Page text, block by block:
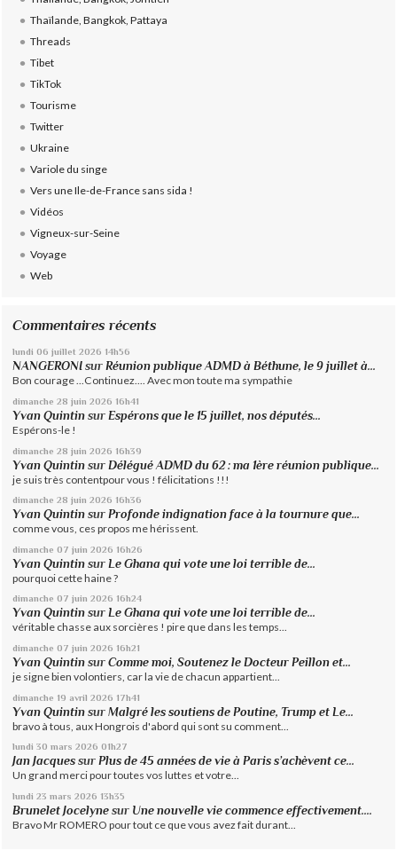
Thaïlande, Bangkok, Pattaya
Threads
Tibet
TikTok
Tourisme
Twitter
Ukraine
Variole du singe
Vers une Ile-de-France sans sida !
Vidéos
Vigneux-sur-Seine
Voyage
Web
Commentaires récents
lundi 06 juillet 2026 14h56
NANGERONI surRéunion publique ADMD à Béthune, le 9 juillet à...
Bon courage ...Continuez.... Avec mon toute ma sympathie
dimanche 28 juin 2026 16h41
Yvan Quintin surEspérons que le 15 juillet, nos députés...
Espérons-le !
dimanche 28 juin 2026 16h39
Yvan Quintin surDélégué ADMD du 62 : ma 1ère réunion publique...
je suis très contentpour vous ! félicitations !!!
dimanche 28 juin 2026 16h36
Yvan Quintin surProfonde indignation face à la tournure que...
comme vous, ces propos me hérissent.
dimanche 07 juin 2026 16h26
Yvan Quintin sur Le Ghana qui vote une loi terrible de...
pourquoi cette haine ?
dimanche 07 juin 2026 16h24
Yvan Quintin surLe Ghana qui vote une loi terrible de...
véritable chasse aux sorcières ! pire que dans les temps...
dimanche 07 juin 2026 16h21
Yvan Quintin surComme moi, Soutenez le Docteur Peillon et...
je signe bien volontiers, car la vie de chacun appartient...
dimanche 19 avril 2026 17h41
Yvan Quintin surMalgré les soutiens de Poutine, Trump et Le...
bravo à tous, aux Hongrois d'abord qui sont su comment...
lundi 30 mars 2026 01h27
Jan Jacques surPlus de 45 années de vie à Paris s’achèvent ce...
Un grand merci pour toutes vos luttes et votre...
lundi 23 mars 2026 13h35
Brunelet Jocelyne sur Une nouvelle vie commence effectivement....
Bravo Mr ROMERO pour tout ce que vous avez fait durant...